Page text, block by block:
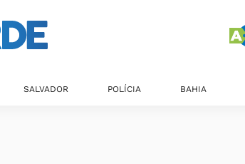
SALVADOR POLÍCIA BAHIA